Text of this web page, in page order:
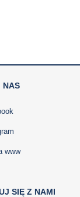
NAS
www
SIĘ Z NAMI